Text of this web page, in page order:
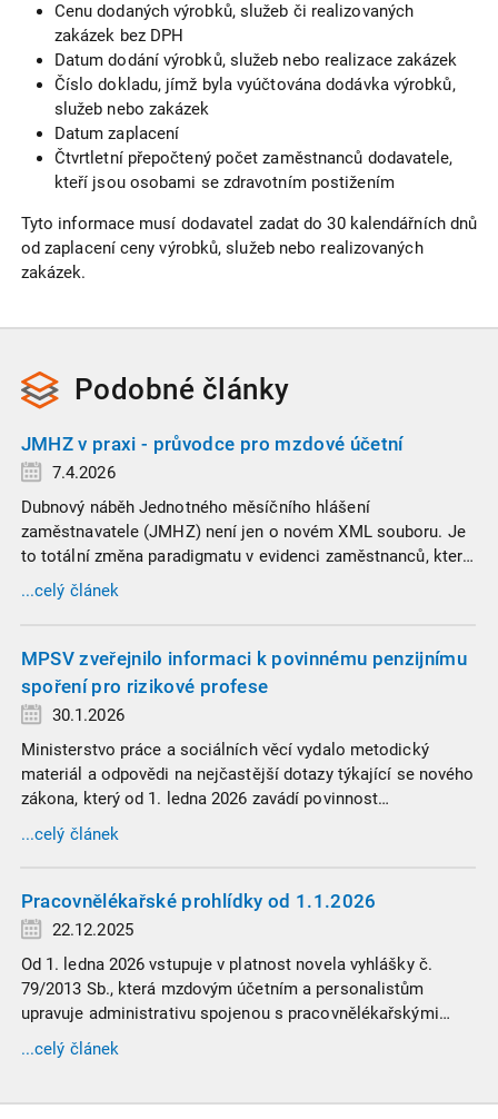
Cenu dodaných výrobků, služeb či realizovaných
zakázek bez DPH
Datum dodání výrobků, služeb nebo realizace zakázek
Číslo dokladu, jímž byla vyúčtována dodávka výrobků,
služeb nebo zakázek
Datum zaplacení
Čtvrtletní přepočtený počet zaměstnanců dodavatele,
kteří jsou osobami se zdravotním postižením
Tyto informace musí dodavatel zadat do 30 kalendářních dnů
od zaplacení ceny výrobků, služeb nebo realizovaných
zakázek.
Podobné články
JMHZ v praxi - průvodce pro mzdové účetní
7.4.2026
Dubnový náběh Jednotného měsíčního hlášení
zaměstnavatele (JMHZ) není jen o novém XML souboru. Je
to totální změna paradigmatu v evidenci zaměstnanců, která
propojuje sociální správu, finanční úřady a úřady práce do
jednoho nekompromisního celku
...celý článek
MPSV zveřejnilo informaci k povinnému penzijnímu
spoření pro rizikové profese
30.1.2026
Ministerstvo práce a sociálních věcí vydalo metodický
materiál a odpovědi na nejčastější dotazy týkající se nového
zákona, který od 1. ledna 2026 zavádí povinnost
zaměstnavatelů přispívat na spoření na stáří zaměstnancům
v náročných profesích.
...celý článek
Pracovnělékařské prohlídky od 1.1.2026
22.12.2025
Od 1. ledna 2026 vstupuje v platnost novela vyhlášky č.
79/2013 Sb., která mzdovým účetním a personalistům
upravuje administrativu spojenou s pracovnělékařskými
prohlídkami. Vybrali jsme tři zásadní změny, které ovlivní
vaši každodenní praxi, a stručný přehled ostatních novinek.
...celý článek